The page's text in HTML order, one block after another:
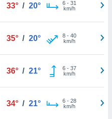
33° / 20° 6- 31
km/h
35° / 20° 8- 40
km/h
36° / 21° 6- 37
km/h
34° / 21° 6- 28
km/h